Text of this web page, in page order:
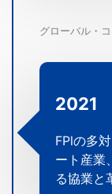
2021
FPlの多
ート産業
る協業と
グローバル・